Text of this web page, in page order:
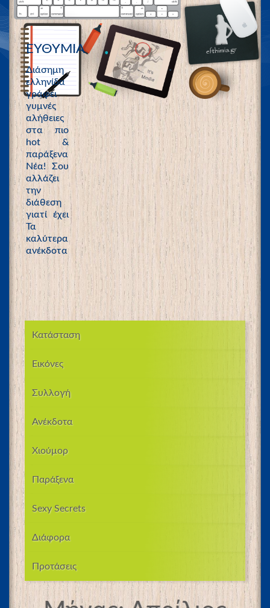
ΕΥΘΥΜΙΑ
Διάσημη
ελληνίδα
γράφει
γυμνές
αλήθειες
στα πιο
hot &
παράξενα
Νέα! Σου
αλλάζει
την
διάθεση
γιατί έχει
Τα
καλύτερα
ανέκδοτα
Κατάσταση
Εικόνες
Συλλογή
Ανέκδοτα
Χιούμορ
Παράξενα
Sexy Secrets
Διάφορα
Προτάσεις